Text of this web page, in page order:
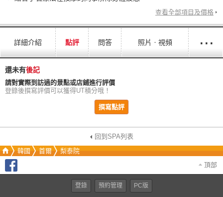
查看全部項目及價格
詳細介紹 點評 問答 照片ㆍ視頻 ···
還未有後記
請對實際到訪過的景點或店鋪進行評價
登錄後撰寫評價可以獲得UT積分哦！
撰寫點評
回到SPA列表
韓國
首爾
梨泰院
頂部
登錄 預約管理 PC版